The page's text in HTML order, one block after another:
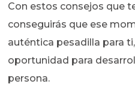
Con estos consejos que
conseguirás que ese
auténtica pesadilla para
oportunidad para
persona.